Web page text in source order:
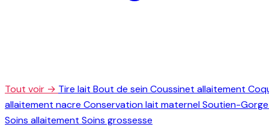
Tout voir → Tire lait Bout de seinCoussinet allaitement
allaitement nacre Conservation lait maternelSoutien-
Soins allaitement Soins grossesse